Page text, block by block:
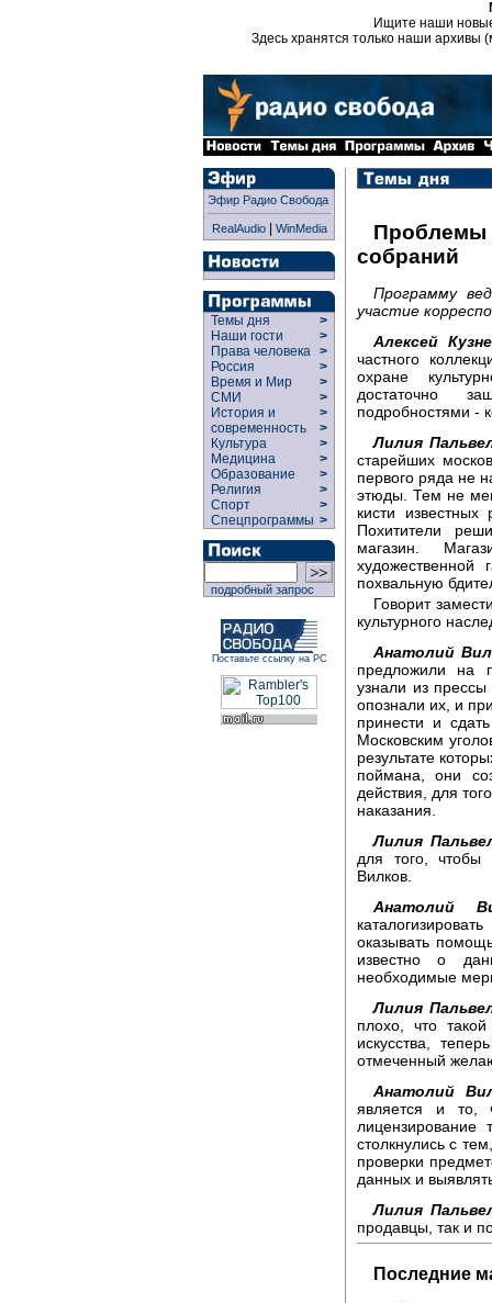
Ищите наши
Здесь хранятся только наши архивы
Эфир Радио Свобода
RealAudio| WinMedia
Темы дня
>
Наши гости
>
Права человека >
Россия
>
Время и Мир
>
СМИ
>
История и
современность
>
>
Культура
>
Медицина
>
Образование
>
Религия
>
Спорт
>
Спецпрограммы >
подробный запрос
Поставьте ссылку на РС
Проблемы
собраний
Программу
участие
Алексей
частного
охране
достаточно
подробностями -
Лилия
старейших
первого ряда не
этюды. Тем не
кисти
Похитители
магазин.
художественной
похвальную
Говорит
культурного
Анатолий
предложили на
узнали из
опознали их, и
принести и
Московским
результате
поймана, они
действия, для
наказания.
Лилия
для того, чтобы
Вилков.
Анатолий
оказывать
известно о
необходимые
Лилия
плохо, что
искусства,
отмеченный
Анатолий
является и то,
лицензирование
столкнулись с
проверки
данных и
Лилия
продавцы, так и
Последние